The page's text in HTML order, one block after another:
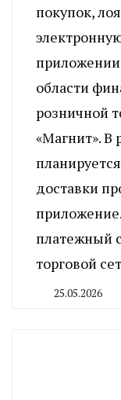
покупок,
области
розничной
«Магнит». В
доставки
платежный
торговой
25.05.2026